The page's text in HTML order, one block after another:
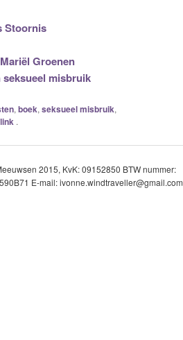
Stoornis
Groenen
misbruik
, boek, seksueel misbruik,
.
2015, KvK: 09152850 BTW nummer:
E-mail: ivonne.windtraveller@gmail.com